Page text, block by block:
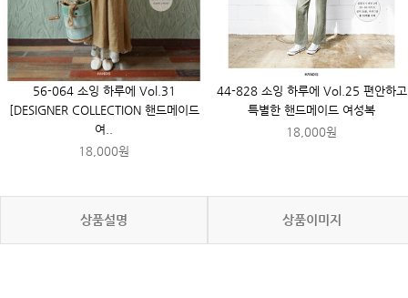
56-064 소잉 하루에 Vol.31
[DESIGNER COLLECTION 핸드메이드
여..
18,000원
44-828 소잉 하루에 Vol.25 편안하고
특별한 핸드메이드 여성복
18,000원
상품설명 상품이미지